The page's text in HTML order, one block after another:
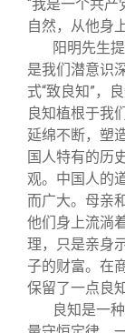
“我是一个共
自然，从他身
阳明先生
是我们潜意识
式“致良知”，
良知植根于我
延绵不断，塑
国人特有的历
观。中国人的
而广大。母亲
他们身上流淌
理，只是亲身
子的财富。在
保留了一点良
良知是一